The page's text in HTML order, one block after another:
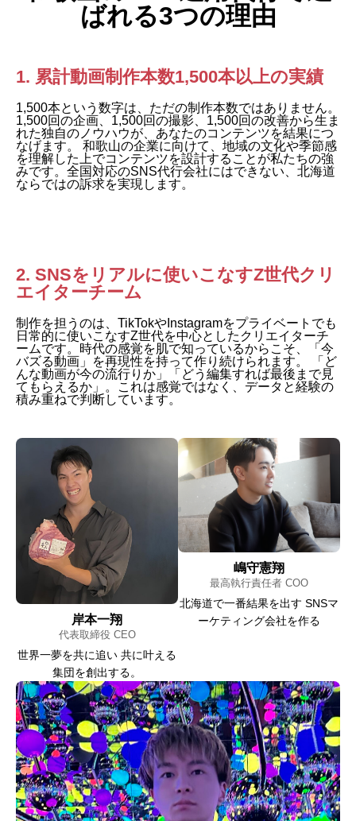
ばれる3つの理由
1. 累計動画制作本数1,500本以上の実績
1,500本という数字は、ただの制作本数ではありません。
1,500回の企画、1,500回の撮影、1,500回の改善から生ま
れた独自のノウハウが、あなたのコンテンツを結果につ
なげます。 和歌山の企業に向けて、地域の文化や季節感
を理解した上でコンテンツを設計することが私たちの強
みです。全国対応のSNS代行会社にはできない、北海道
ならではの訴求を実現します。
2. SNSをリアルに使いこなすZ世代クリ
エイターチーム
制作を担うのは、TikTokやInstagramをプライベートでも
日常的に使いこなすZ世代を中心としたクリエイターチ
ームです。時代の感覚を肌で知っているからこそ、「今
バズる動画」を再現性を持って作り続けられます。 「ど
んな動画が今の流行りか」「どう編集すれば最後まで見
てもらえるか」。これは感覚ではなく、データと経験の
積み重ねで判断しています。
岸本一翔
代表取締役 CEO
世界一夢を共に追い 共に叶える
集団を創出する。
嶋守憲翔
最高執行責任者 COO
北海道で一番結果を出す SNSマ
ーケティング会社を作る